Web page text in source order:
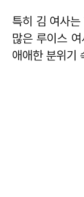
특히 김 여사
많은 루이스
애애한 분위기